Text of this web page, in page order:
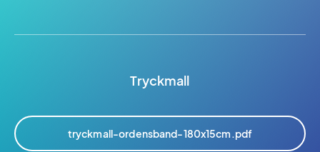
Tryckmall
tryckmall-ordensband-180x15cm.pdf